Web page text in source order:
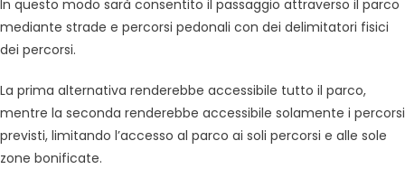
In questo modo sarà consentito il passaggio attraverso il parco
mediante strade e percorsi pedonali con dei delimitatori fisici
dei percorsi.
La prima alternativa renderebbe accessibile tutto il parco,
mentre la seconda renderebbe accessibile solamente i percorsi
previsti, limitando l’accesso al parco ai soli percorsi e alle sole
zone bonificate.